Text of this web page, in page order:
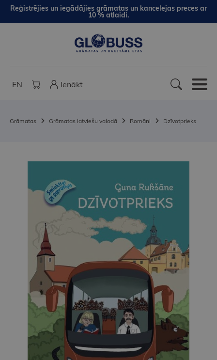
Reģistrējies un iegādājies grāmatas un kancelejas preces ar
10 % atlaidi.
EN Ienākt
Grāmatas Grāmatas latviešu valodā Romāni Dzīvotprieks